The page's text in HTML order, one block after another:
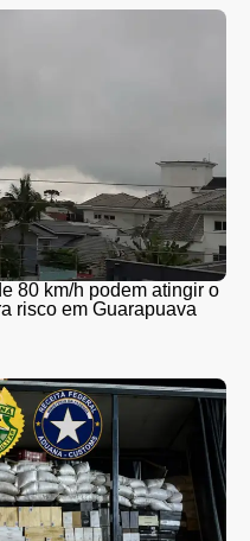
80 km/h podem atingir o
risco em Guarapuava